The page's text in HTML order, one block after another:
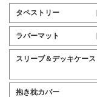
タペストリー
ラバーマット
スリーブ＆デッキケース
抱き枕カバー